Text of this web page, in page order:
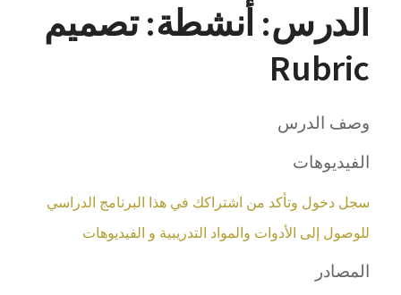
الدرس: أنشطة: تصميم
Rubric
وصف الدرس
الفيديوهات
سجل دخول وتأكد من اشتراكك في هذا البرنامج الدراسي
للوصول إلى الأدوات والمواد التدريبية و الفيديوهات
المصادر